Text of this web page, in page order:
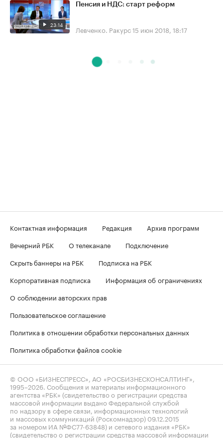
23:14
Пенсия и НДС: старт реформ
Левченко. Ракурс15 июн 2018, 18:17
Контактная информация Редакция
Архив программ
Вечерний РБК
О телеканале
Подключение
Скрыть баннеры на РБК
Подписка на РБК
Корпоративная подписка
Информация об ограничениях
О соблюдении авторских прав
Пользовательское соглашение
Политика в отношении обработки персональных данных
Политика обработки файлов cookie
© ООО «БИЗНЕСПРЕСС», АО «РОСБИЗНЕСКОНСАЛТИНГ»,
1995–2026. Сообщения и материалы информационного
агентства «РБК» (свидетельство о регистрации средства
массовой информации выдано Федеральной службой
по надзору в сфере связи, информационных технологий
и массовых коммуникаций (Роскомнадзор) 09.12.2015
за номером ИА №ФС77-63848) и сетевого издания «РБК»
(свидетельство о регистрации средства массовой информации